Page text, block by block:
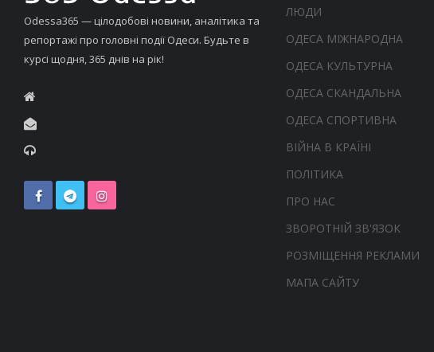
Odessa365 — цілодобові новини, аналітика та
репортажі про головні події Одеси. Будьте в
курсі щодня, 365 днів на рік!
ЛЮДИ
ОДЕСА МІЖНАРОДНА
ОДЕСА КУЛЬТУРНА
ОДЕСА СКАНДАЛЬНА
ОДЕСА СПОРТИВНА
ВІЙНА В КРАЇНІ
ПОЛІТИКА
ПРО НАС
ЗВОРОТНІЙ ЗВ'ЯЗОК
РОЗМІЩЕННЯ РЕКЛАМИ
МАПА САЙТУ